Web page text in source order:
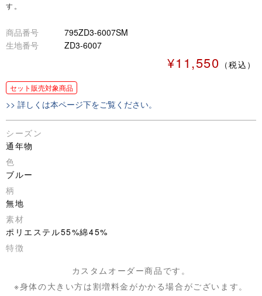
す。
商品番号
795ZD3-6007SM
生地番号
ZD3-6007
¥11,550 （税込）
セット販売対象商品
>> 詳しくは本ページ下をご覧ください。
シーズン
通年物
色
ブルー
柄
無地
素材
ポリエステル55%綿45%
特徴
カスタムオーダー商品です。
※身体の大きい方は割増料金がかかる場合がございます。